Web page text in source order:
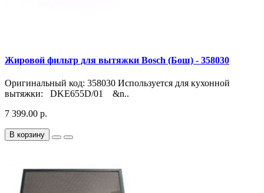
Жировой фильтр для вытяжки Bosch (Бош) - 358030
Оригинальный код: 358030 Используется для кухонной
вытяжки: DKE655D/01 &n..
7 399.00 р.
В корзину